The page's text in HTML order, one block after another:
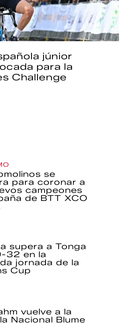
júnior
para la
Challenge
se
para coronar a
campeones
de BTT XCO
supera a Tonga
32 en la
jornada de la
Cup
vuelve a la
Nacional Blume